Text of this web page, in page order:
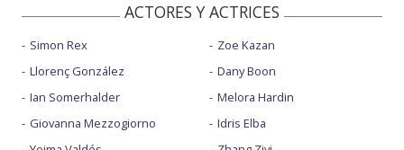
ACTORES Y ACTRICES
Simon Rex
Llorenç González
Ian Somerhalder
Giovanna Mezzogiorno
Zoe Kazan
Dany Boon
Melora Hardin
Idris Elba